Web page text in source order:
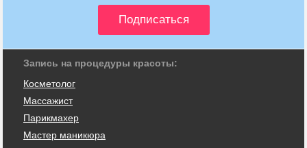
Запись на процедуры красоты:
Косметолог
Массажист
Парикмахер
Мастер маникюра